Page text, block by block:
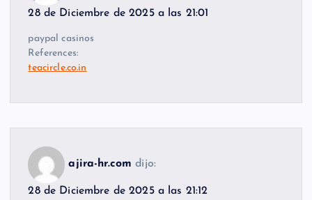
28 de Diciembre de 2025 a las 21:01
paypal casinos
References:
teacircle.co.in
ajira-hr.com dijo:
28 de Diciembre de 2025 a las 21:12